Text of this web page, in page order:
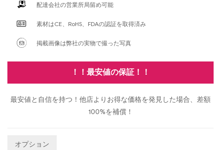
配達会社の営業所局留め可能
素材はCE、RoHS、FDAの認証を取得済み
掲載画像は弊社の実物で撮った写真
！！最安値の保証！！
最安値と自信を持つ！他店よりお得な価格を発見した場合、差額
100%を補償！
オプション